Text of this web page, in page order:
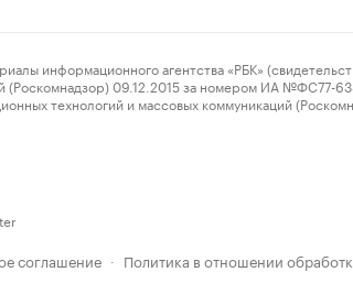
агентства «РБК»
09.12.2015 за номером ИА №ФС77-
технологий и массовых коммуникаций
соглашение · Политика в отношении